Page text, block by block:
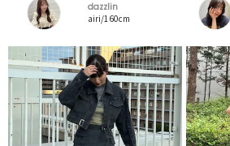
dazzlin
airi/160cm